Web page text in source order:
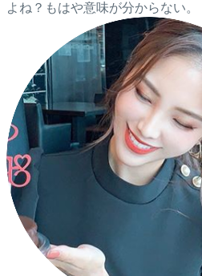
よね？もはや意味が分からない。